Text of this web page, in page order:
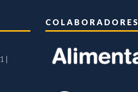
|
COLABORADORES